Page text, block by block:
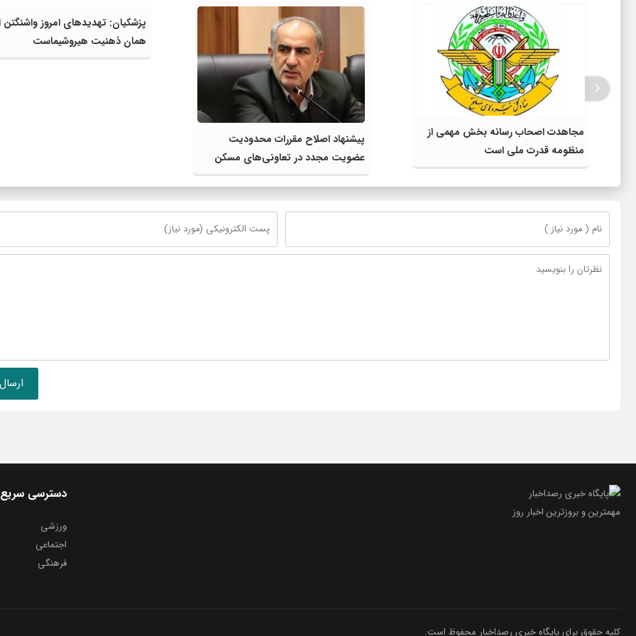
مجاهدت اصحاب رسانه بخش مهمی از
منظومه قدرت ملی است
پیشنهاد اصلاح مقررات محدودیت
عضویت مجدد در تعاونی‌های مسکن
کارمندی
پزشکیان: تهدیدهای امروز واشنگتن
همان ذهنیت هیروشیماست
‹
مهمترین و بروز‌ترین اخبار روز
دسترسی سریع
ورزشی
اجتماعی
فرهنگی
کلیه حقوق برای پایگاه خبری رصداخبار محفوظ است.